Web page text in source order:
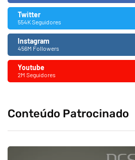
Twitter
554K Seguidores
Instagram
456M Followers
Youtube
2M Seguidores
Conteúdo Patrocinado